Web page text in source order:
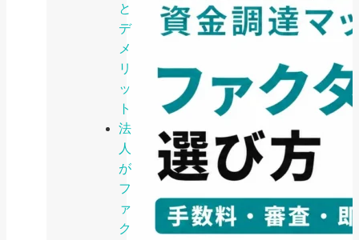
と
デ
メ
リ
ッ
ト
法
人
が
フ
ァ
ク